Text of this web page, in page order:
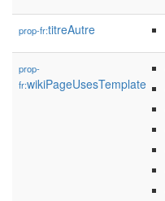
prop-fr:titreAutre
prop-
fr:wikiPageUsesTemplate